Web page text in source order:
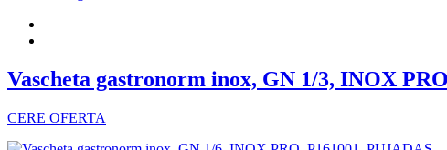
Vascheta gastronorm inox, GN 1/3, INOX
CERE OFERTA